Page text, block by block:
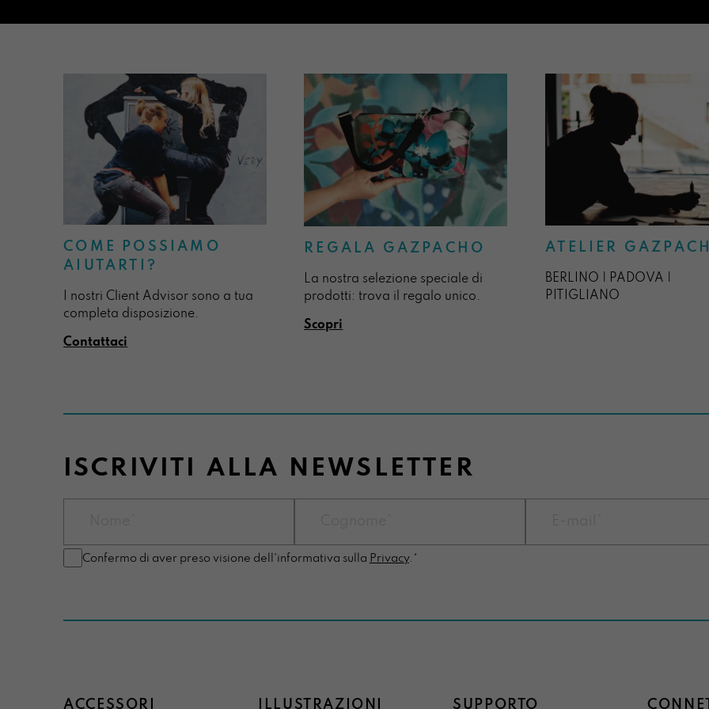
COME POSSIAMO
AIUTARTI?
I nostri Client Advisor sono a tua
completa disposizione.
Contattaci
REGALA GAZPACHO
La nostra selezione speciale di
prodotti: trova il regalo unico.
Scopri
ATELIER
BERLINO | PADOVA |
PITIGLIANO
ISCRIVITI ALLA NEWSLETTER
Confermo di aver preso visione dell'informativa sulla Privacy.*
ACCESSORI ILLUSTRAZIONI SUPPORTO